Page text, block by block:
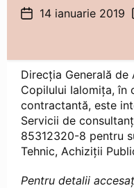
Dată14 ianuarie 2019
Direcția Generală
Copilului Ialomița, în
contractantă, este
Servicii de
85312320-8 pentru
Tehnic, Achiziții
Pentru detalii